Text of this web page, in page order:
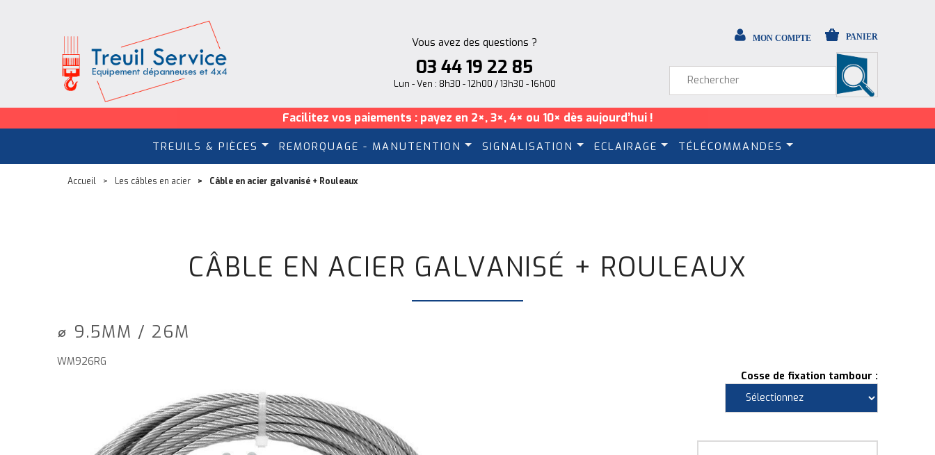
MON COMPTE PANIER
Facilitez vos paiements : payez en 2×, 3×, 4× ou 10× dès aujourd’hui !
TREUILS & PIÈCES REMORQUAGE - MANUTENTION SIGNALISATION ECLAIRAGE TÉLÉCOMMANDES
Accueil Les câbles en acier Câble en acier galvanisé + Rouleaux
CÂBLE EN ACIER GALVANISÉ + ROULEAUX
⌀ 9.5MM / 26M
WM926RG
Cosse de fixation tambour :
Vous avez des questions ?
03 44 19 22 85
Lun - Ven : 8h30 - 12h00 / 13h30 - 16h00